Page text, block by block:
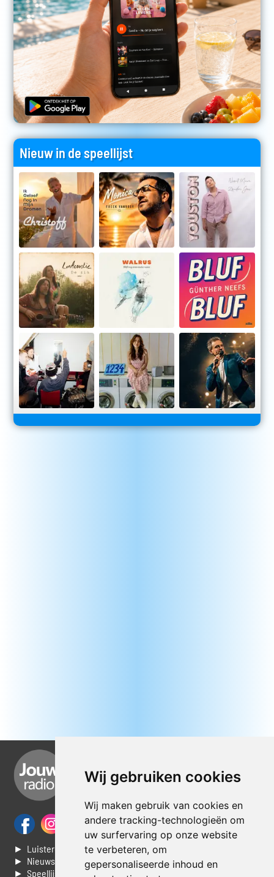
Wij gebruiken cookies
Wij maken gebruik van cookies en
andere tracking-technologieën om
uw surfervaring op onze website
te verbeteren, om
gepersonaliseerde inhoud en
Nieuw in de speellijst
► Luisteren naar Jouwradio
► Nieuws
► Speellijst